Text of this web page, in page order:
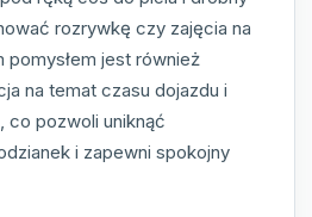
rozrywkę czy zajęcia na
jest również
na temat czasu dojazdu i
co pozwoli uniknąć
i zapewni spokojny